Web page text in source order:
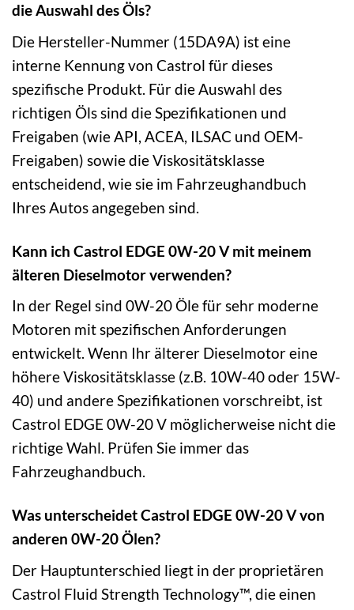
die Auswahl des Öls?
Die Hersteller-Nummer (15DA9A) ist eine
interne Kennung von Castrol für dieses
spezifische Produkt. Für die Auswahl des
richtigen Öls sind die Spezifikationen und
Freigaben (wie API, ACEA, ILSAC und OEM-
Freigaben) sowie die Viskositätsklasse
entscheidend, wie sie im Fahrzeughandbuch
Ihres Autos angegeben sind.
Kann ich Castrol EDGE 0W-20 V mit meinem
älteren Dieselmotor verwenden?
In der Regel sind 0W-20 Öle für sehr moderne
Motoren mit spezifischen Anforderungen
entwickelt. Wenn Ihr älterer Dieselmotor eine
höhere Viskositätsklasse (z.B. 10W-40 oder 15W-
40) und andere Spezifikationen vorschreibt, ist
Castrol EDGE 0W-20 V möglicherweise nicht die
richtige Wahl. Prüfen Sie immer das
Fahrzeughandbuch.
Was unterscheidet Castrol EDGE 0W-20 V von
anderen 0W-20 Ölen?
Der Hauptunterschied liegt in der proprietären
Castrol Fluid Strength Technology™, die einen